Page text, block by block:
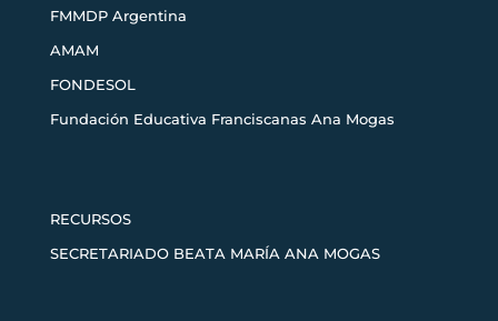
FMMDP Argentina
AMAM
FONDESOL
Fundación Educativa Franciscanas Ana Mogas
RECURSOS
SECRETARIADO BEATA MARÍA ANA MOGAS